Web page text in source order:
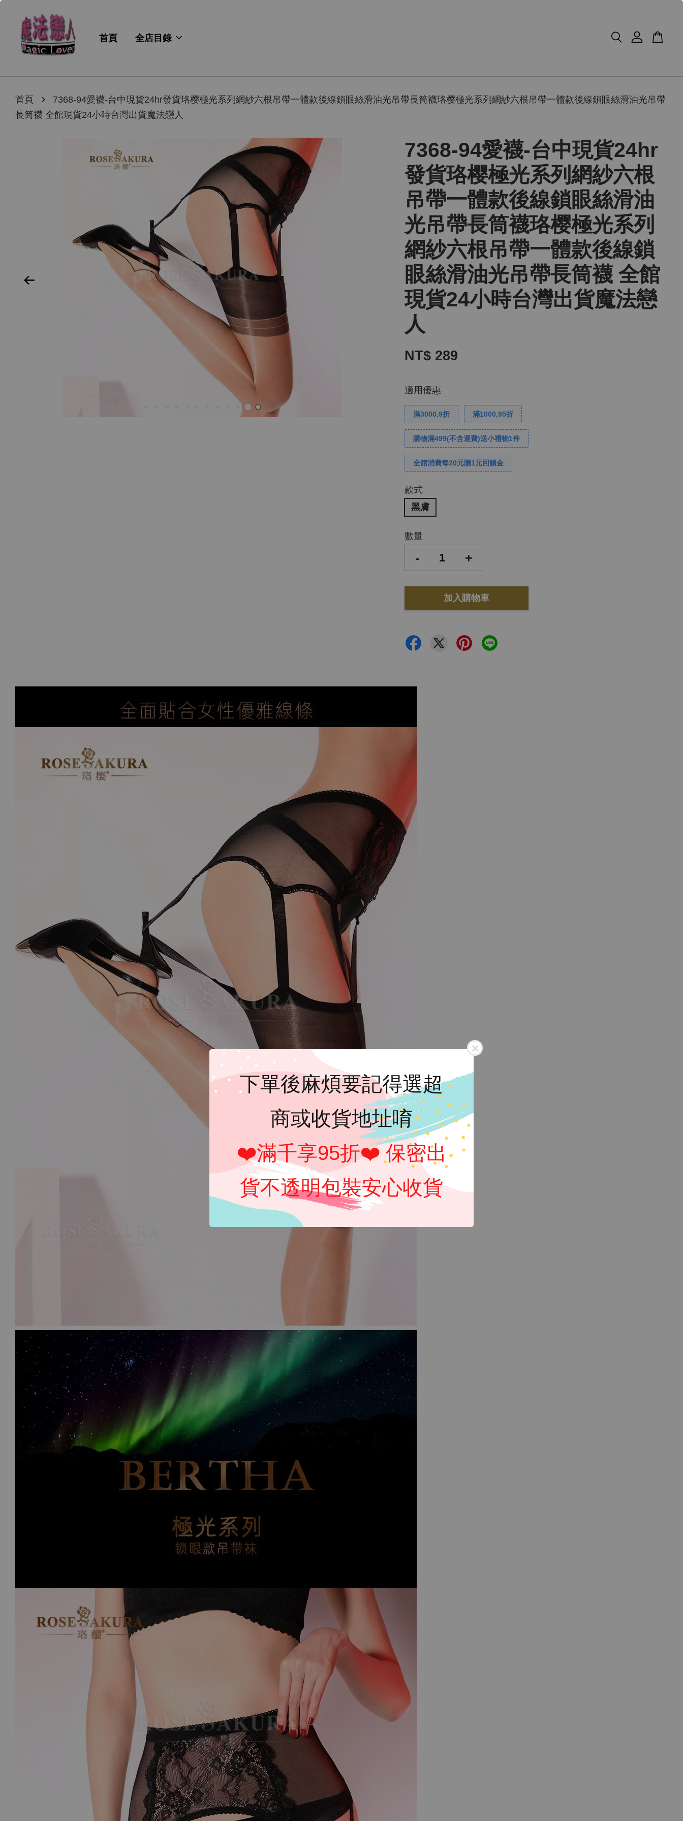
下單後麻煩要記得選超
商或收貨地址唷
❤️滿千享95折❤️ 保密出
貨不透明包裝安心收貨
首頁 全店目錄
首頁 ›
7368-94愛襪-台中現貨24hr發貨珞樱極光系列網紗六根吊帶一體款後線鎖眼絲滑油光吊帶長筒襪珞樱極光系列網紗六根吊帶一體款後線鎖眼絲滑油光吊帶
長筒襪 全館現貨24小時台灣出貨魔法戀人
7368-94愛襪-台中現貨24hr
發貨珞樱極光系列網紗六根
吊帶一體款後線鎖眼絲滑油
光吊帶長筒襪珞樱極光系列
網紗六根吊帶一體款後線鎖
眼絲滑油光吊帶長筒襪 全館
現貨24小時台灣出貨魔法戀
人
NT$ 289
適用優惠
滿3000,9折 滿1000,95折
購物滿499(不含運費)送小禮物1件
全館消費每20元贈1元回饋金
款式
黑膚
數量
- +
加入購物車